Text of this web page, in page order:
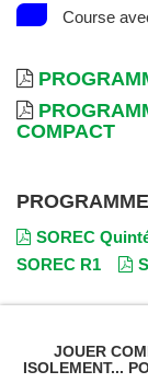
Course
COMPACT
SOREC
SOREC R1
JOUER
ISOLEMENT...